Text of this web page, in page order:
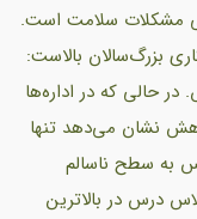
مشكلات سلامت است.
بزرگ‌سالان بالاست:
در حالی كه در اداره‌ها
پژوهش نشان می‌دهد تنها
درس به سطح ناسالم
درس در بالاترین